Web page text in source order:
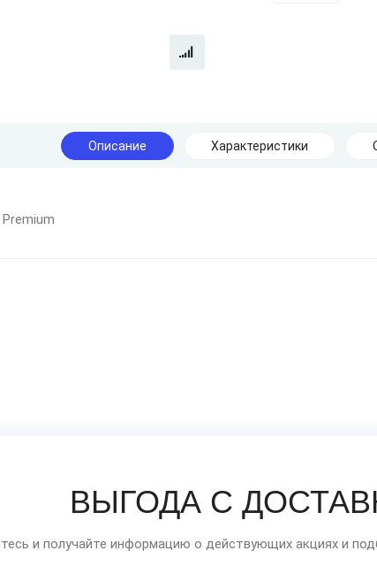
Описание Характеристики
ВЫГОДА С
и получайте информацию о действующих акциях и